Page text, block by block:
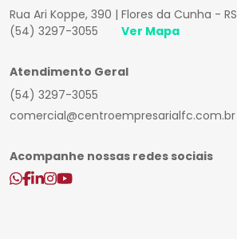
Rua Ari Koppe, 390 | Flores da Cunha - RS
(54) 3297-3055
Ver Mapa
Atendimento Geral
(54) 3297-3055
comercial@centroempresarialfc.com.br
Acompanhe nossas redes sociais